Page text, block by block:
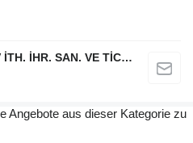
DURMUŞ ÖZGÜL OTOMOTİV İTH. İHR. SAN. VE TİC. A.Ş
Angebote aus dieser Kategorie zu